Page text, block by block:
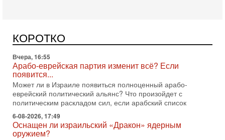
КОРОТКО
поворот: еврейский кандидат — на реальном месте в
списке одной из арабских партий. Причем речь идет
Вчера, 16:55
Арабо-еврейская партия изменит всё? Если
появится...
Может ли в Израиле появиться полноценный арабо-
еврейский политический альянс? Что произойдет с
политическим раскладом сил, если арабский список
6-08-2026, 17:49
Оснащен ли израильский «Дракон» ядерным
оружием?